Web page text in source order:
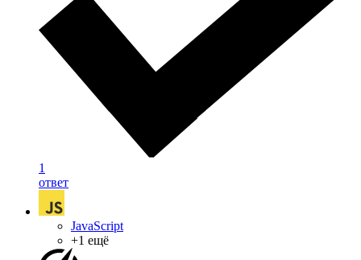
1
ответ
JavaScript
+1 ещё